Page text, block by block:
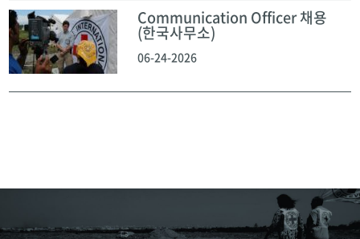
Communication Officer 채용
(한국사무소)
06-24-2026